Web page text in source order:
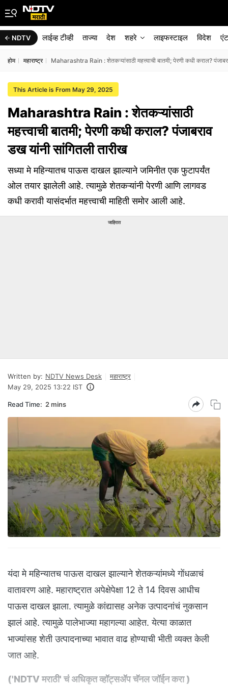
NDTV लाईव्ह टीव्ही ताज्या देश शहरे लाइफस्टाइल विदेश
होम महाराष्ट्र Maharashtra Rain : शेतकऱ्यांसाठी महत्त्वाची बातमी; पेरणी कधी कराल?
This Article is From May 29, 2025
Maharashtra Rain : शेतकऱ्यांसाठी
महत्त्वाची बातमी; पेरणी कधी कराल? पंजाबराव
डख यांनी सांगितली तारीख
सध्या मे महिन्यातच पाऊस दाखल झाल्याने जमिनीत एक फुटापर्यंत
ओल तयार झालेली आहे. त्यामुळे शेतकऱ्यांनी पेरणी आणि लागवड
कधी करावी यासंदर्भात महत्त्वाची माहिती समोर आली आहे.
जाहिरात
Written by: NDTV News Desk
महाराष्ट्र
May 29, 2025 13:22 IST
Read Time: 2 mins
यंदा मे महिन्यातच पाऊस दाखल झाल्याने शेतकऱ्यांमध्ये गोंधळाचं
वातावरण आहे. महाराष्ट्रात अपेक्षेपेक्षा 12 ते 14 दिवस आधीच
पाऊस दाखल झाला. त्यामुळे कांद्यासह अनेक उत्पादनांचं नुकसान
झालं आहे. त्यामुळे पालेभाज्या महागल्या आहेत. येत्या काळात
भाज्यांसह शेती उत्पादनाच्या भावात वाढ होण्याची भीती व्यक्त केली
जात आहे.
('NDTV मराठी' चं अधिकृत व्हॉट्सअ‍ॅप चॅनल जॉईन करा)